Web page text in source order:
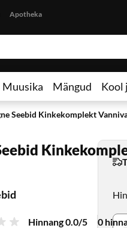
Apotheka
Muusika Mängud Kool
Seebid Kinkekomplekt
Hinnang 0.0/5 0